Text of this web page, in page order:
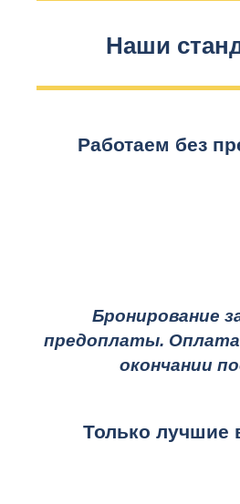
Наши
Работаем без
Бронирование
предоплаты.
окончании
Только лучшие